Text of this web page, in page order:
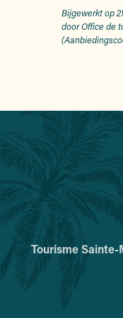
Bijgewerkt op
door Office de
Tourisme